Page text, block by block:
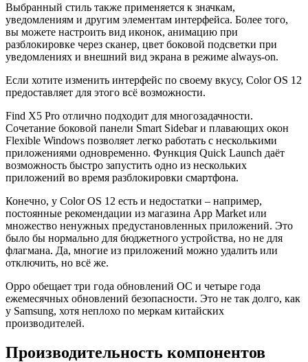
Выбранный стиль также применяется к значкам,
уведомлениям и другим элементам интерфейса. Более того,
вы можете настроить вид иконок, анимацию при
разблокировке через сканер, цвет боковой подсветки при
уведомлениях и внешний вид экрана в режиме always-on.
Если хотите изменить интерфейс по своему вкусу, Color OS 12
предоставляет для этого всё возможности.
Find X5 Pro отлично подходит для многозадачности.
Сочетание боковой панели Smart Sidebar и плавающих окон
Flexible Windows позволяет легко работать с несколькими
приложениями одновременно. Функция Quick Launch даёт
возможность быстро запустить одно из нескольких
приложений во время разблокировки смартфона.
Конечно, у Color OS 12 есть и недостатки – например,
постоянные рекомендации из магазина App Market или
множество ненужных предустановленных приложений. Это
было бы нормально для бюджетного устройства, но не для
флагмана. Да, многие из приложений можно удалить или
отключить, но всё же.
Oppo обещает три года обновлений ОС и четыре года
ежемесячных обновлений безопасности. Это не так долго, как
у Samsung, хотя неплохо по меркам китайских
производителей.
Производительность компонентов